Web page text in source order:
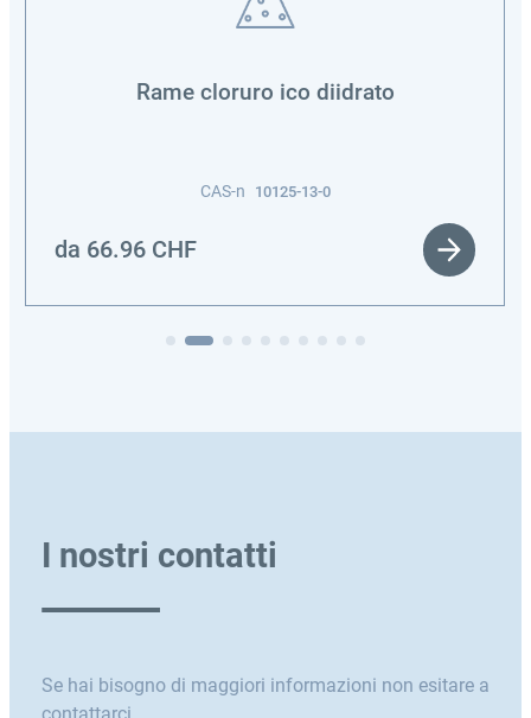
Rame cloruro ico diidrato
CAS-n 10125-13-0
da 66.96 CHF
I nostri contatti
Se hai bisogno di maggiori informazioni non esitare a